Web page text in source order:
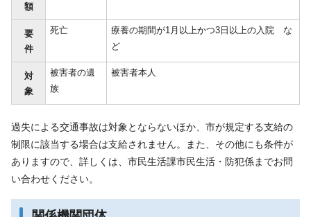
額
要
件
死亡
療養の期間が1月以上かつ3日以上の入院 な
ど
対
象
被害者の遺
族
被害者本人
過失による交通事故は対象とならないほか、市が規定する支給の
制限に該当する場合は支給されません。また、その他にも条件が
ありますので、詳しくは、市民生活課市民生活・防犯係までお問
い合わせください。